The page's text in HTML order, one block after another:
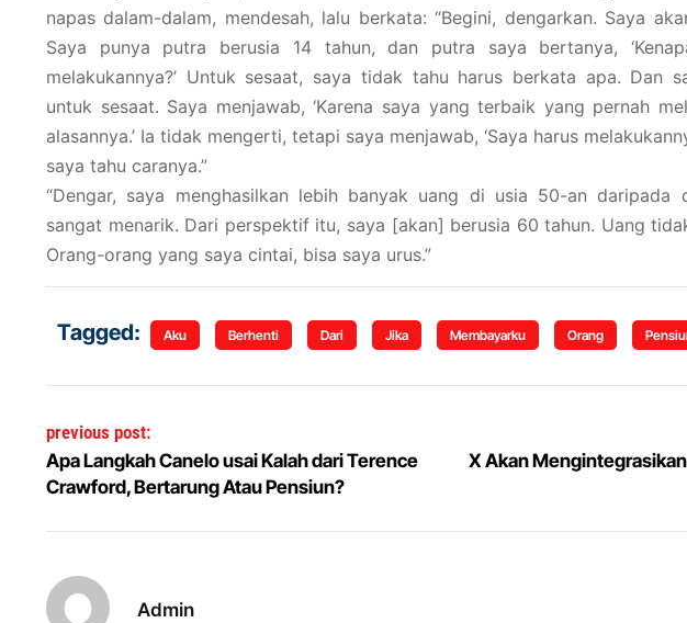
napas dalam-dalam, mendesah, lalu berkata: “Begini, dengarkan. Saya
Saya punya putra berusia 14 tahun, dan putra saya bertanya,
melakukannya?’ Untuk sesaat, saya tidak tahu harus berkata apa. Dan
untuk sesaat. Saya menjawab, ‘Karena saya yang terbaik yang pernah
alasannya.’ Ia tidak mengerti, tetapi saya menjawab, ‘Saya harus
saya tahu caranya.”
“Dengar, saya menghasilkan lebih banyak uang di usia 50-an daripada
sangat menarik. Dari perspektif itu, saya [akan] berusia 60 tahun. Uang
Orang-orang yang saya cintai, bisa saya urus.”
Tagged: Aku Berhenti Dari Jika Membayarku Orang
Navigasi pos
previous post:
Apa Langkah Canelo usai Kalah dari Terence
Crawford, Bertarung Atau Pensiun?
X Akan
Admin